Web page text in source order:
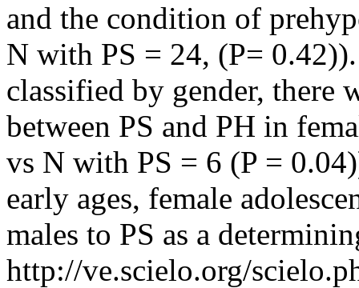
and the condition of
N with PS = 24, (P=
classified by gender, there
between PS and PH in
vs N with PS = 6 (P =
early ages, female
males to PS as a
http://ve.scielo.org/